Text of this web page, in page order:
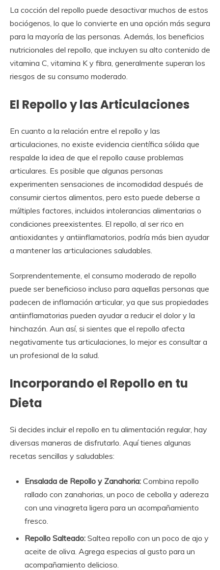
La cocción del repollo puede desactivar muchos de estos
bociógenos, lo que lo convierte en una opción más segura
para la mayoría de las personas. Además, los beneficios
nutricionales del repollo, que incluyen su alto contenido de
vitamina C, vitamina K y fibra, generalmente superan los
riesgos de su consumo moderado.
El Repollo y las Articulaciones
En cuanto a la relación entre el repollo y las
articulaciones, no existe evidencia científica sólida que
respalde la idea de que el repollo cause problemas
articulares. Es posible que algunas personas
experimenten sensaciones de incomodidad después de
consumir ciertos alimentos, pero esto puede deberse a
múltiples factores, incluidos intolerancias alimentarias o
condiciones preexistentes. El repollo, al ser rico en
antioxidantes y antiinflamatorios, podría más bien ayudar
a mantener las articulaciones saludables.
Sorprendentemente, el consumo moderado de repollo
puede ser beneficioso incluso para aquellas personas que
padecen de inflamación articular, ya que sus propiedades
antiinflamatorias pueden ayudar a reducir el dolor y la
hinchazón. Aun así, si sientes que el repollo afecta
negativamente tus articulaciones, lo mejor es consultar a
un profesional de la salud.
Incorporando el Repollo en tu
Dieta
Si decides incluir el repollo en tu alimentación regular, hay
diversas maneras de disfrutarlo. Aquí tienes algunas
recetas sencillas y saludables:
Ensalada de Repollo y Zanahoria: Combina repollo
rallado con zanahorias, un poco de cebolla y adereza
con una vinagreta ligera para un acompañamiento
fresco.
Repollo Salteado: Saltea repollo con un poco de ajo y
aceite de oliva. Agrega especias al gusto para un
acompañamiento delicioso.